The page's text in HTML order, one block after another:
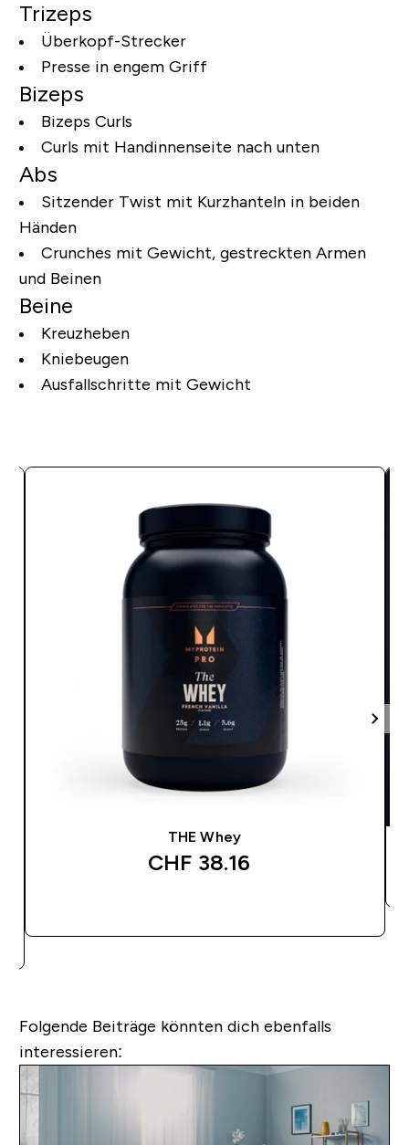
Trizeps
Überkopf-Strecker
Presse in engem Griff
Bizeps
Bizeps Curls
Curls mit Handinnenseite nach unten
Abs
Sitzender Twist mit Kurzhanteln in beiden
Händen
Crunches mit Gewicht, gestreckten Armen
und Beinen
Beine
Kreuzheben
Kniebeugen
Ausfallschritte mit Gewicht
THE Whey
CHF 38.16‎
Folgende Beiträge könnten dich ebenfalls
interessieren: